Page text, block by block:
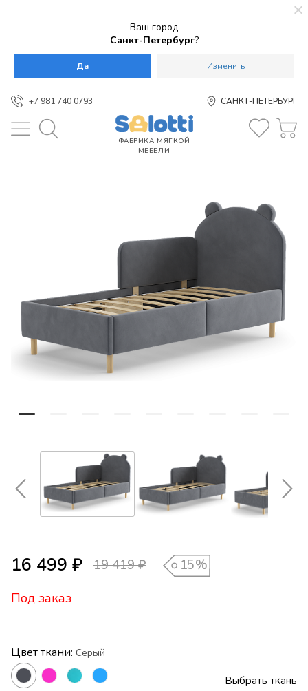
Ваш город
Санкт-Петербург?
Да Изменить
+7 981 740 0793 САНКТ-ПЕТЕРБУРГ
ФАБРИКА МЯГКОЙ
МЕБЕЛИ
16 499 ₽ 19 419 ₽ 15%
Под заказ
Цвет ткани: Серый
Выбрать ткань